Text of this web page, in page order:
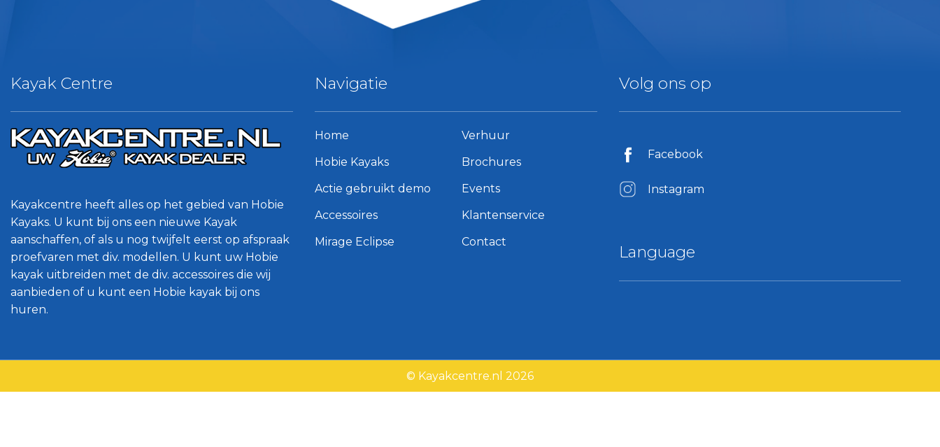
Kayak Centre
Kayakcentre heeft alles op het gebied van Hobie
Kayaks. U kunt bij ons een nieuwe Kayak
aanschaffen, of als u nog twijfelt eerst op afspraak
proefvaren met div. modellen. U kunt uw Hobie
kayak uitbreiden met de div. accessoires die wij
aanbieden of u kunt een Hobie kayak bij ons
huren.
Navigatie
Home
Hobie Kayaks
Actie gebruikt demo
Accessoires
Mirage Eclipse
Verhuur
Brochures
Events
Klantenservice
Contact
Volg ons op
Facebook
Instagram
Language
© Kayakcentre.nl 2026